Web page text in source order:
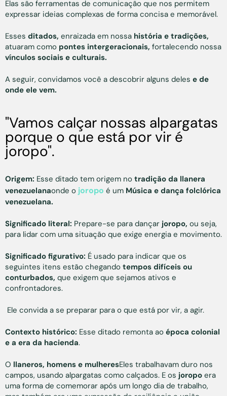
Elas são ferramentas de comunicação que nos permitem
expressar ideias complexas de forma concisa e memorável.
Esses ditados, enraizada em nossa história e tradições,
atuaram como pontes intergeracionais, fortalecendo nossa
vínculos sociais e culturais.
A seguir, convidamos você a descobrir alguns deles e de
onde ele vem.
"Vamos calçar nossas alpargatas
porque o que está por vir é
joropo".
Origem: Esse ditado tem origem no tradição da llanera
venezuelanaonde o joropo é um Música e dança folclórica
venezuelana.
Significado literal: Prepare-se para dançar joropo, ou seja,
para lidar com uma situação que exige energia e movimento.
Significado figurativo: É usado para indicar que os
seguintes itens estão chegando tempos difíceis ou
conturbados, que exigem que sejamos ativos e
confrontadores.
Ele convida a se preparar para o que está por vir, a agir.
Contexto histórico: Esse ditado remonta ao época colonial
e a era da hacienda.
O llaneros, homens e mulheresEles trabalhavam duro nos
campos, usando alpargatas como calçados. E os joropo era
uma forma de comemorar após um longo dia de trabalho,